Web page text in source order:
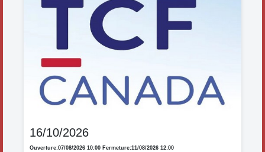
16/10/2026
Ouverture:07/08/2026 10:00 Fermeture:11/08/2026 12:00